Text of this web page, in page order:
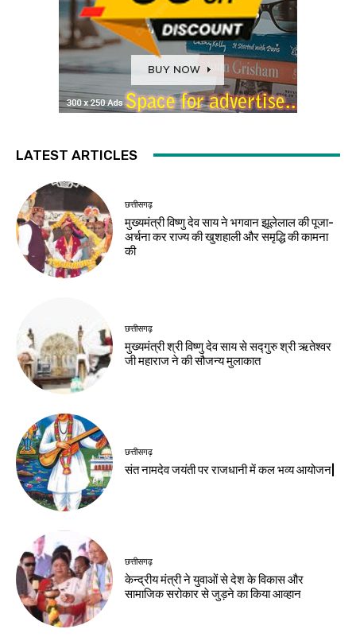
LATEST ARTICLES
छत्तीसगढ़
मुख्यमंत्री विष्णु देव साय ने भगवान झूलेलाल की पूजा-
अर्चना कर राज्य की खुशहाली और समृद्धि की कामना
की
छत्तीसगढ़
मुख्यमंत्री श्री विष्णु देव साय से सद्गुरु श्री ऋतेश्वर
जी महाराज ने की सौजन्य मुलाकात
छत्तीसगढ़
संत नामदेव जयंती पर राजधानी में कल भव्य आयोजन|
छत्तीसगढ़
केन्द्रीय मंत्री ने युवाओं से देश के विकास और
सामाजिक सरोकार से जुड़ने का किया आव्हान